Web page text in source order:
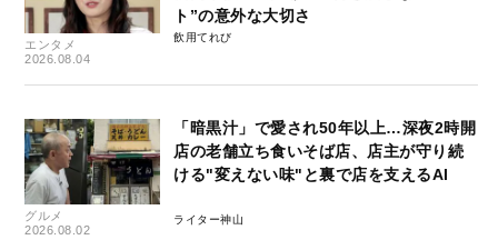
エンタメ
2026.08.04
ト”の意外な大切さ
飲用てれび
グルメ
2026.08.02
「暗黒汁」で愛され50年以上…深夜2時開
店の老舗立ち食いそば店、店主が守り続
ける"変えない味"と裏で店を支えるAI
ライター神山